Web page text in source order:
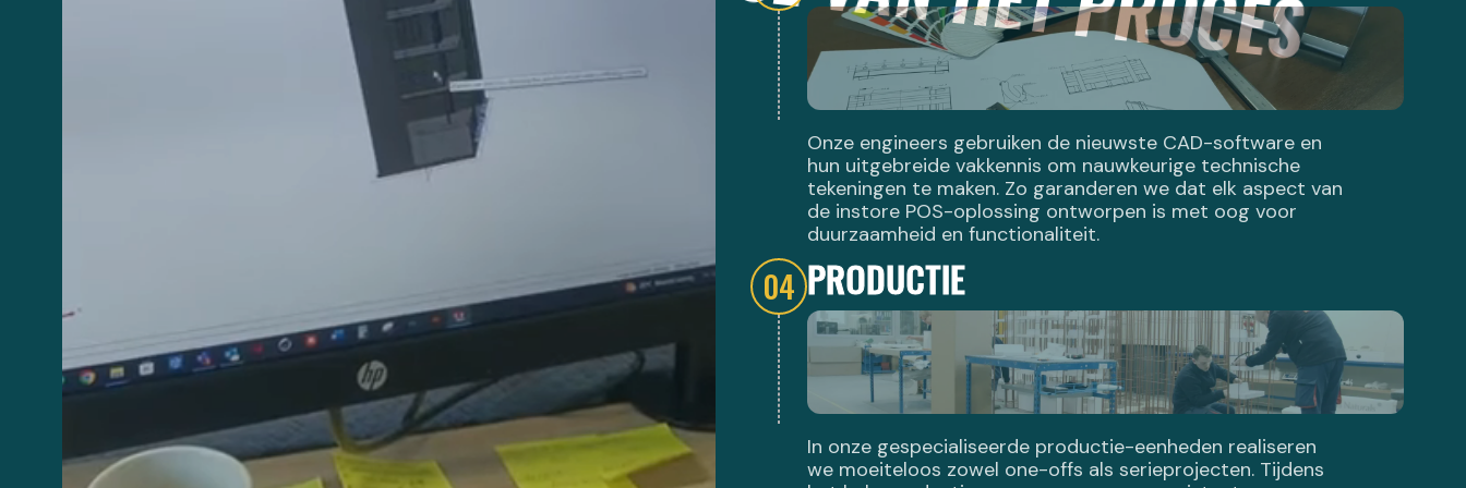
Onze engineers gebruiken de nieuwste CAD-software en
hun uitgebreide vakkennis om nauwkeurige technische
tekeningen te maken. Zo garanderen we dat elk aspect van
de instore POS-oplossing ontworpen is met oog voor
duurzaamheid en functionaliteit.
04 PRODUCTIE
In onze gespecialiseerde productie-eenheden realiseren
we moeiteloos zowel one-offs als serieprojecten. Tijdens